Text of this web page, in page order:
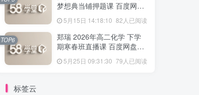
梦想典当铺押题课 百度网盘
5月15日 14:18:10 82人已阅读
郑瑞 2026年高二化学 下学
期寒春班直播课 百度网盘下
5月25日 09:31:30 79人已阅读
TOP6
标签云